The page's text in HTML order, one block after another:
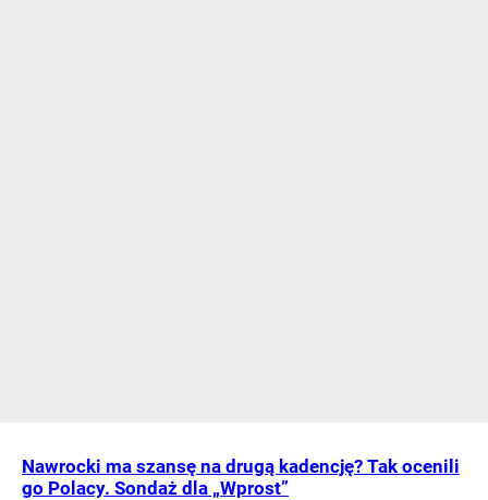
Nawrocki ma szansę na drugą kadencję? Tak ocenili
go Polacy. Sondaż dla „Wprost”